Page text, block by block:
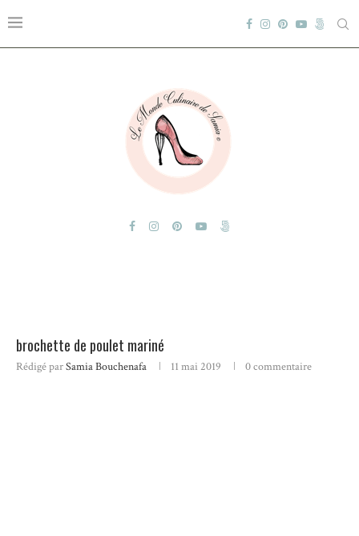
brochette de poulet mariné
Rédigé parSamia Bouchenafa 11 mai 2019 0 commentaire